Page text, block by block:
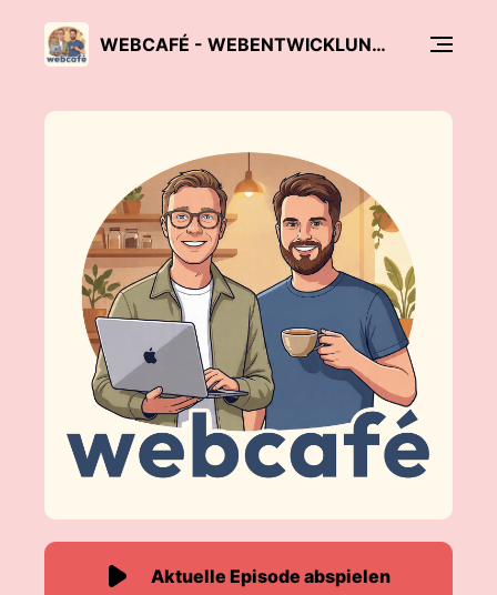
WEBCAFÉ - WEBENTWICKLUNG UND UNTERNEHMENSKULTUR
Aktuelle Episode abspielen